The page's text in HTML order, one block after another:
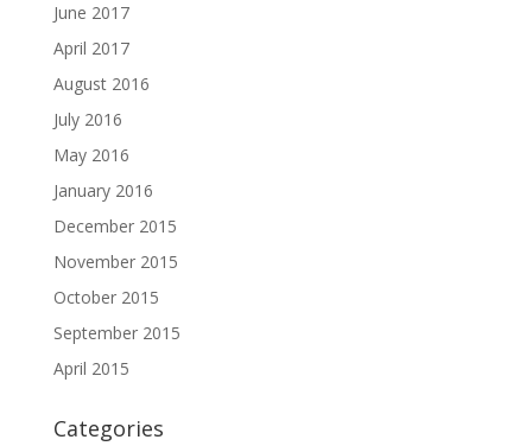
June 2017
April 2017
August 2016
July 2016
May 2016
January 2016
December 2015
November 2015
October 2015
September 2015
April 2015
Categories